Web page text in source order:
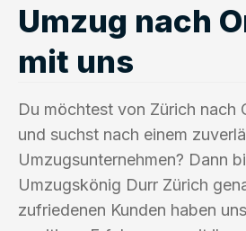
Umzug nach
mit uns
Du möchtest von Zürich nach
und suchst nach einem
Umzugsunternehmen? Dann
Umzugskönig Durr Zürich
zufriedenen Kunden haben